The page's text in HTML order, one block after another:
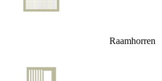
Raamhorren